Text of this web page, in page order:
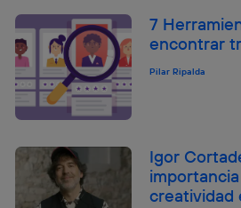
7
encontrar
Pilar Ripalda
Igor
creatividad